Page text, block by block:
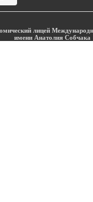
лицей
имени Анатолия Собчака